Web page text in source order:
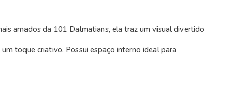
amados da 101 Dalmatians, ela traz um visual divertido
toque criativo. Possui espaço interno ideal para